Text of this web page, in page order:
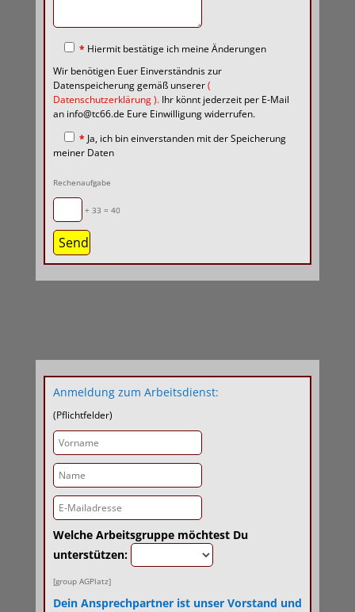
* Hiermit bestätige ich meine Änderungen
Wir benötigen Euer Einverständnis zur
Datenspeicherung gemäß unserer(
Datenschutzerklärung). Ihr könnt jederzeit per E-Mail
an info@tc66.de Eure Einwilligung widerrufen.
* Ja, ich bin einverstanden mit der Speicherung
meiner Daten
Rechenaufgabe
+ 33 = 40
Anmeldung zum Arbeitsdienst:
(Pflichtfelder)
Welche Arbeitsgruppe möchtest Du
unterstützen:
[group AGPlatz]
Dein Ansprechpartner ist unser Vorstand und